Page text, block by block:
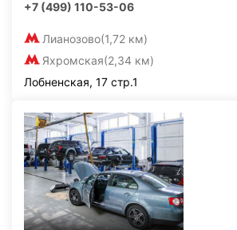
+7 (499) 110-53-06
Лианозово(1,72 км)
Яхромская(2,34 км)
Лобненская, 17 стр.1